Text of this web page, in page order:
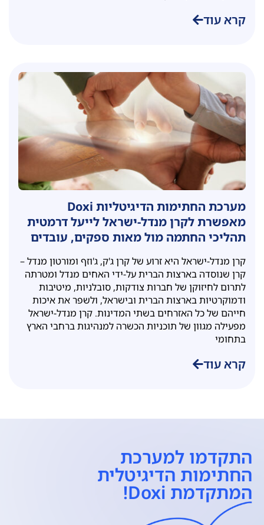
קרא עוד
מערכת החתימות הדיגיטליות Doxi
מאפשרת לקרן מנדל-ישראל לייעל דרמטית
תהליכי החתמה מול מאות ספקים, עובדים
קרן מנדל-ישראל היא זרוע של קרן ג'ק, ג'וזף ומורטון מנדל –
קרן שנוסדה בארצות הברית על-ידי האחים מנדל ומטרתה
לתרום לחיזוקן של חברות צודקות, סובלניות, מיטיבות
ודמוקרטיות בארצות הברית ובישראל, ולשפר את איכות
חייהם של כל האזרחים בשתי המדינות. קרן מנדל-ישראל
מפעילה מגוון של תוכניות הכשרה למנהיגות ברחבי הארץ
בתחומי
קרא עוד
התקדמו למערכת
החתימות הדיגיטלית
המתקדמת Doxi!